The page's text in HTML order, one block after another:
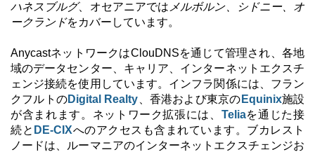
ハネスブルグ、オセアニアでは メルボルン、シドニー、オ
ークランドをカバーしています。
AnycastネットワークはClouDNSを通じて管理され、各地
域のデータセンター、キャリア、インターネットエクスチ
ェンジ接続を使用しています。インフラ関係には、フラン
クフルトのDigital Realty 、香港および東京の Equinix施設
が含まれます。ネットワーク拡張には、 Teliaを通じた接
続と DE-CIXへのアクセスも含まれています。ブカレスト
ノードは、ルーマニアのインターネットエクスチェンジお